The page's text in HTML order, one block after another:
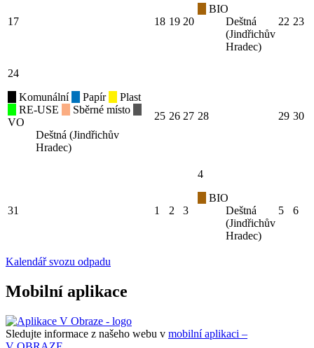
17 18 19 20
BIO
Deštná
(Jindřichův
Hradec)
22 23
24
Komunální
Papír
Plast
RE-USE
Sběrné místo
VO
Deštná (Jindřichův
Hradec)
25 26 27 28 29 30
31 1 2 3
4
BIO
Deštná
(Jindřichův
Hradec)
5 6
Kalendář svozu odpadu
Mobilní aplikace
Sledujte informace z našeho webu v mobilní aplikaci –